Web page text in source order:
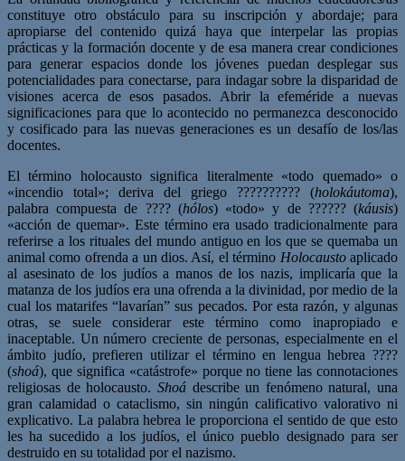
constituye otro obstáculo para su inscripción y abordaje; para
apropiarse del contenido quizá haya que interpelar las propias
prácticas y la formación docente y de esa manera crear condiciones
para generar espacios donde los jóvenes puedan desplegar sus
potencialidades para conectarse, para indagar sobre la disparidad de
visiones acerca de esos pasados. Abrir la efeméride a nuevas
significaciones para que lo acontecido no permanezca desconocido
y cosificado para las nuevas generaciones es un desafío de los/las
docentes.
El término holocausto significa literalmente «todo quemado» o
«incendio total»; deriva del griego ?????????? (holokáutoma),
palabra compuesta de ???? (hólos) «todo» y de ?????? (káusis)
«acción de quemar». Este término era usado tradicionalmente para
referirse a los rituales del mundo antiguo en los que se quemaba un
animal como ofrenda a un dios. Así, el término Holocaustoaplicado
al asesinato de los judíos a manos de los nazis, implicaría que la
matanza de los judíos era una ofrenda a la divinidad, por medio de la
cual los matarifes “lavarían” sus pecados. Por esta razón, y algunas
otras, se suele considerar este término como inapropiado e
inaceptable. Un número creciente de personas, especialmente en el
ámbito judío, prefieren utilizar el término en lengua hebrea ????
(shoá), que significa «catástrofe» porque no tiene las connotaciones
religiosas de holocausto. Shoádescribe un fenómeno natural, una
gran calamidad o cataclismo, sin ningún calificativo valorativo ni
explicativo. La palabra hebrea le proporciona el sentido de que esto
les ha sucedido a los judíos, el único pueblo designado para ser
destruido en su totalidad por el nazismo.